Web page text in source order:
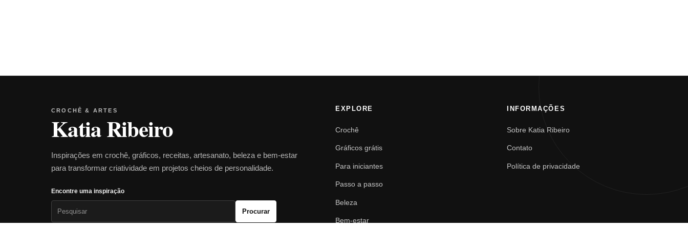
CROCHÊ & ARTES
Katia Ribeiro
Inspirações em crochê, gráficos, receitas, artesanato, beleza e bem-estar
para transformar criatividade em projetos cheios de personalidade.
Encontre uma inspiração
Procurar
EXPLORE
Crochê
Gráficos grátis
Para iniciantes
Passo a passo
Beleza
Bem-estar
INFORMAÇÕES
Sobre Katia Ribeiro
Contato
Política de privacidade